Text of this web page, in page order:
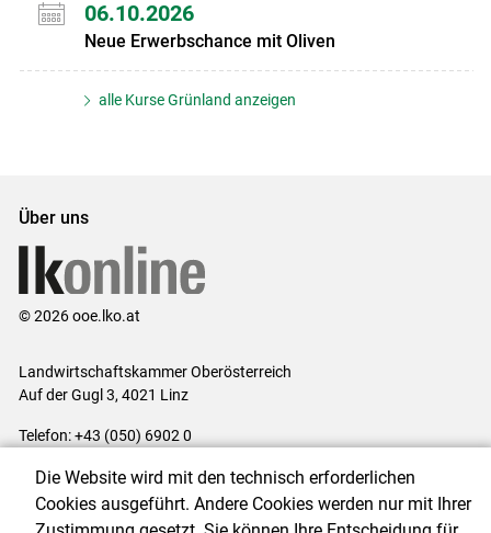
06.10.2026
Neue Erwerbschance mit Oliven
alle Kurse Grünland anzeigen
Über uns
© 2026 ooe.lko.at
Landwirtschaftskammer Oberösterreich
Auf der Gugl 3, 4021 Linz
Telefon: +43 (050) 6902 0
Impressum|Kontakt|Gewinnspiele|Datenschutzerklärung |
Barrierefreiheit | Cookie-Einstellungen
Die Website wird mit den technisch erforderlichen
Cookies ausgeführt. Andere Cookies werden nur mit Ihrer